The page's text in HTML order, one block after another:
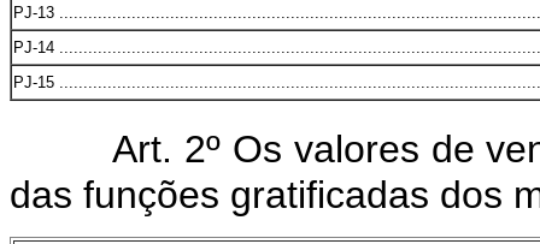
PJ-13
PJ-14
PJ-15
Art. 2º Os valores de
das funções gratificadas dos